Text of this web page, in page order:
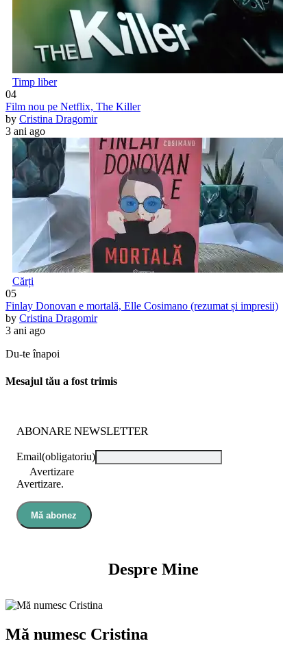
Timp liber
04
Film nou pe Netflix, The Killer
by Cristina Dragomir
3 ani ago
Cărți
05
Finlay Donovan e mortală, Elle Cosimano (rezumat și impresii)
by Cristina Dragomir
3 ani ago
Du-te înapoi
Mesajul tău a fost trimis
ABONARE NEWSLETTER
Email(obligatoriu)
Avertizare
Avertizare.
Mă abonez
Despre Mine
Mă numesc Cristina